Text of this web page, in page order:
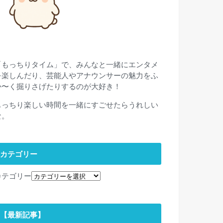
っちりタイム」で、みんなと一緒にエンタメ
しんだり、芸能人やアナウンサーの魅力をふ
く掘りさげたりするのが大好き！
ちり楽しい時間を一緒にすごせたらうれしい
カテゴリー
ゴリー
【最新記事】